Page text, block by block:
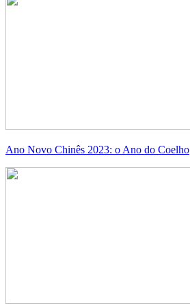
Ano Novo Chinês 2023: o Ano do Coelho